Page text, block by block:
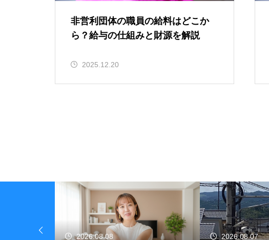
非営利団体の職員の給料はどこか
ら？給与の仕組みと財源を解説
2025.12.20
2026.08.07 2026.08.07